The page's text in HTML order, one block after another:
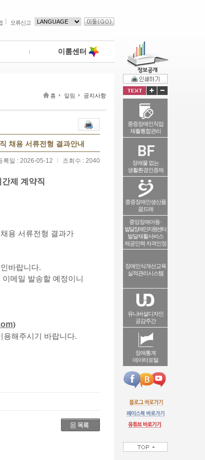
오류신고
이룸센터
홈 알림 공지사항
채용 서류전형 결과안내
록일 : 2026-05-12 조회수 : 2040
제 계약직
용 서류전형 결과가
바랍니다.
메일 발송할 예정이니
)
용해주시기 바랍니다.
중증장애인직업
재활통합관리
장애물 없는
생활환경인증제
중증장애인생산품
꿈드래
중앙장애아동·
발달장애인지원센터
발달재활서비스
제공인력 자격인정
장애인식개선교육
실적관리시스템
유니버설디자인
공감주간
장애통계
데이터포털